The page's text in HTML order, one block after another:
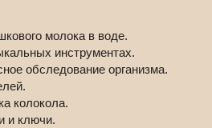
молока в воде.
инструментах.
обследование организма.
колокола.
и ключи.